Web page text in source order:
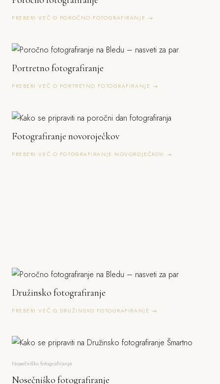
PREBERI VEČ O POROČNO FOTOGRAFIRANJE →
Portretno fotografiranje
PREBERI VEČ O PORTRETNO FOTOGRAFIRANJE →
Fotografiranje novoroječkov
PREBERI VEČ O FOTOGRAFIRANJE NOVOROJEČKOV →
Družinsko fotografiranje
PREBERI VEČ O DRUŽINSKO FOTOGRAFIRANJE →
Nosečniško fotografiranje
Nosečniško fotografiranje